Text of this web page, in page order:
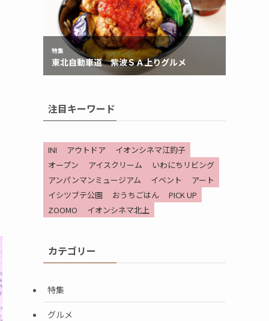
注目キーワード
INI アウトドア
イオンシネマ江釣子
オープン
アイスクリーム
いわにちリビング
アンパンマンミュージアム
イベント
アート
イシツブテ公園
おうちごはん
PICK UP
ZOOMO
イオンシネマ北上
カテゴリー
特集
グルメ